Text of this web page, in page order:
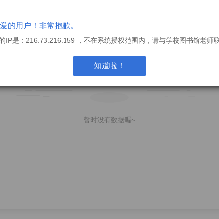
的用户！非常抱歉。
IP是：216.73.216.159 ，不在系统授权范围内，请与学校图书馆老师
知道啦！
暂时没有数据喔~